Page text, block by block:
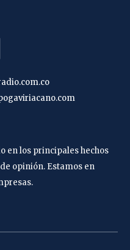
en los principales hechos
opinión. Estamos en